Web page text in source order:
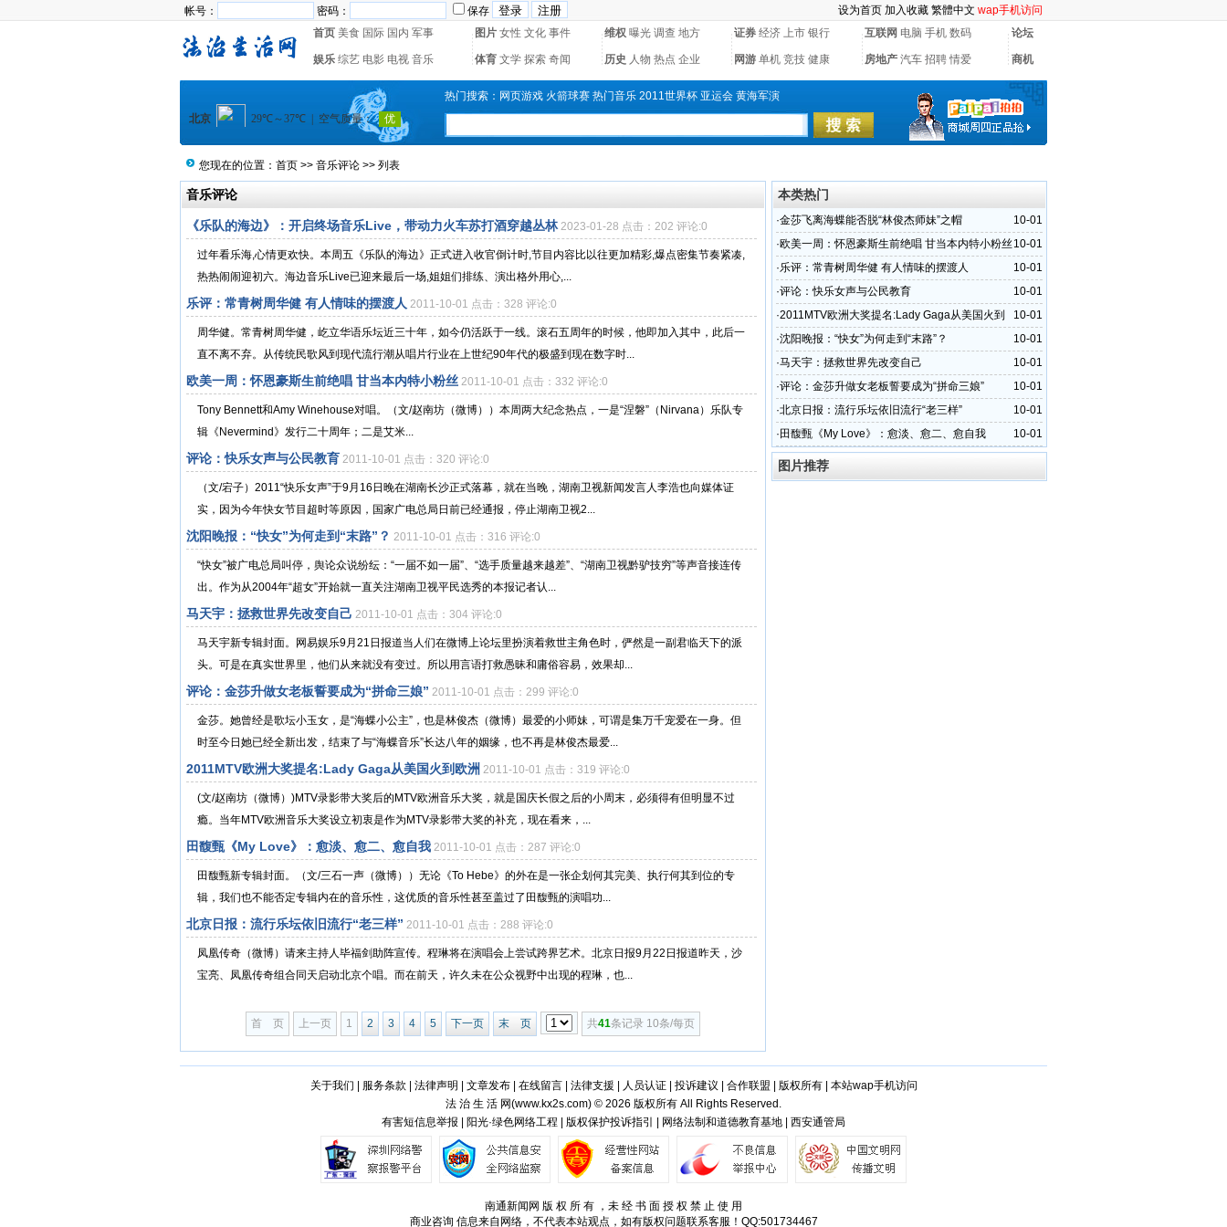
帐号： 密码： 保存 设为首页 加入收藏 繁體中文 wap手机访问
首页 美食 国际 国内 军事 图片 女性 文化 事件 维权 曝光 调查 地方 证券 经济 上市 银行 互联网 电脑 手机 数码 论坛
娱乐 综艺 电影 电视 音乐 体育 文学 探索 奇闻 历史 人物 热点 企业 网游 单机 竞技 健康 房地产 汽车 招聘 情爱 商机
热门搜索： 网页游戏 火箭球赛 热门音乐 2011世界杯 亚运会 黄海军演
您现在的位置： 首页 >> 音乐评论 >> 列表
音乐评论
《乐队的海边》：开启终场音乐Live，带动力火车苏打酒穿越丛林 2023-01-28 点击：202 评论:0
过年看乐海,心情更欢快。本周五《乐队的海边》正式进入收官倒计时,节目内容比以往更加精彩,爆点密集节奏紧凑,
热热闹闹迎初六。海边音乐Live已迎来最后一场,姐姐们排练、演出格外用心,...
乐评：常青树周华健 有人情味的摆渡人 2011-10-01 点击：328 评论:0
周华健。常青树周华健，屹立华语乐坛近三十年，如今仍活跃于一线。滚石五周年的时候，他即加入其中，此后一
直不离不弃。从传统民歌风到现代流行潮从唱片行业在上世纪90年代的极盛到现在数字时...
欧美一周：怀恩豪斯生前绝唱 甘当本内特小粉丝 2011-10-01 点击：332 评论:0
Tony Bennett和Amy Winehouse对唱。（文/赵南坊（微博））本周两大纪念热点，一是“涅磐”（Nirvana）乐队专
辑《Nevermind》发行二十周年；二是艾米...
评论：快乐女声与公民教育 2011-10-01 点击：320 评论:0
（文/宕子）2011“快乐女声”于9月16日晚在湖南长沙正式落幕，就在当晚，湖南卫视新闻发言人李浩也向媒体证
实，因为今年快女节目超时等原因，国家广电总局日前已经通报，停止湖南卫视2...
沈阳晚报：“快女”为何走到“末路”？ 2011-10-01 点击：316 评论:0
“快女”被广电总局叫停，舆论众说纷纭：“一届不如一届”、“选手质量越来越差”、“湖南卫视黔驴技穷”等声音接连传
出。作为从2004年“超女”开始就一直关注湖南卫视平民选秀的本报记者认...
马天宇：拯救世界先改变自己 2011-10-01 点击：304 评论:0
马天宇新专辑封面。网易娱乐9月21日报道当人们在微博上论坛里扮演着救世主角色时，俨然是一副君临天下的派
头。可是在真实世界里，他们从来就没有变过。所以用言语打救愚昧和庸俗容易，效果却...
评论：金莎升做女老板誓要成为“拼命三娘” 2011-10-01 点击：299 评论:0
金莎。她曾经是歌坛小玉女，是“海蝶小公主”，也是林俊杰（微博）最爱的小师妹，可谓是集万千宠爱在一身。但
时至今日她已经全新出发，结束了与“海蝶音乐”长达八年的姻缘，也不再是林俊杰最爱...
2011MTV欧洲大奖提名:Lady Gaga从美国火到欧洲 2011-10-01 点击：319 评论:0
(文/赵南坊（微博）)MTV录影带大奖后的MTV欧洲音乐大奖，就是国庆长假之后的小周末，必须得有但明显不过
瘾。当年MTV欧洲音乐大奖设立初衷是作为MTV录影带大奖的补充，现在看来，...
田馥甄《My Love》：愈淡、愈二、愈自我 2011-10-01 点击：287 评论:0
田馥甄新专辑封面。（文/三石一声（微博））无论《To Hebe》的外在是一张企划何其完美、执行何其到位的专
辑，我们也不能否定专辑内在的音乐性，这优质的音乐性甚至盖过了田馥甄的演唱功...
北京日报：流行乐坛依旧流行“老三样” 2011-10-01 点击：288 评论:0
凤凰传奇（微博）请来主持人毕福剑助阵宣传。程琳将在演唱会上尝试跨界艺术。北京日报9月22日报道昨天，沙
宝亮、凤凰传奇组合同天启动北京个唱。而在前天，许久未在公众视野中出现的程琳，也...
首 页 上一页 1 2 3 4 5 下一页 末 页 共41条记录 10条/每页
本类热门
10-01
·金莎飞离海蝶能否脱“林俊杰师妹”之帽
10-01
·欧美一周：怀恩豪斯生前绝唱 甘当本内特小粉丝
10-01
·乐评：常青树周华健 有人情味的摆渡人
10-01
·评论：快乐女声与公民教育
10-01
·2011MTV欧洲大奖提名:Lady Gaga从美国火到
欧洲
10-01
·沈阳晚报：“快女”为何走到“末路”？
10-01
·马天宇：拯救世界先改变自己
10-01
·评论：金莎升做女老板誓要成为“拼命三娘”
10-01
·北京日报：流行乐坛依旧流行“老三样”
10-01
· 田馥甄《My Love》：愈淡、愈二、愈自我
图片推荐
关于我们 服务条款 法律声明 文章发布| 在线留言| 法律支援 人员认证| 投诉建议 合作联盟 版权所有| 本站wap手机访问
法 治 生 活 网(www.kx2s.com) © 2026 版权所有 All Rights Reserved.
有害短信息举报 | 阳光·绿色网络工程 | 版权保护投诉指引 | 网络法制和道德教育基地 | 西安通管局
南通新闻网 版 权 所 有 ，未 经 书 面 授 权 禁 止 使 用
商业咨询 信息来自网络，不代表本站观点，如有版权问题联系客服！QQ:501734467